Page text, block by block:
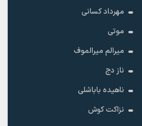
مهرداد کسانی
موتی
میرالم میرالموف
ناز دج
ناهیده باباشلی
نزاکت کوش